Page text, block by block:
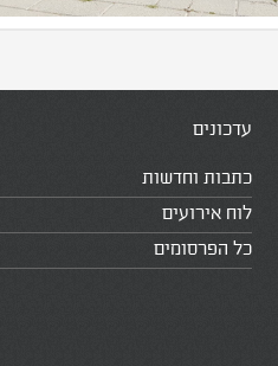
עדכונים
כתבות וחדשות
לוח אירועים
כל הפרסומים